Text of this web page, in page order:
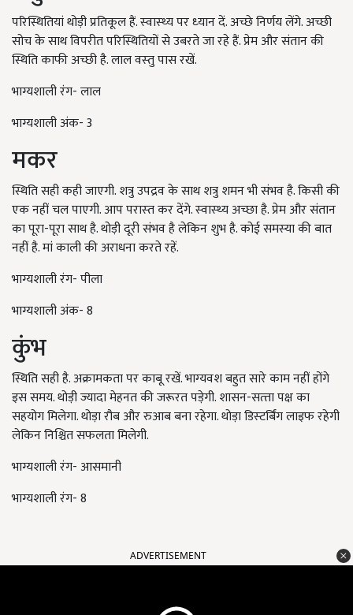
परिस्थितियां थोड़ी प्रतिकूल हैं. स्‍वास्‍थ्‍य पर ध्‍यान दें. अच्‍छे निर्णय लेंगे. अच्‍छी
सोच के साथ विपरीत परिस्थितियों से उबरते जा रहे हैं. प्रेम और संतान की
स्थिति काफी अच्‍छी है. लाल वस्‍तु पास रखें.
भाग्यशाली रंग- लाल
भाग्यशाली अंक- 3
मकर
स्थिति सही कही जाएगी. शत्रु उपद्रव के साथ शत्रु शमन भी संभव है. किसी की
एक नहीं चल पाएगी. आप परास्‍त कर देंगे. स्‍वास्‍थ्‍य अच्‍छा है. प्रेम और संतान
का पूरा-पूरा साथ है. थोड़ी दूरी संभव है लेकिन शुभ है. कोई समस्‍या की बात
नहीं है. मां काली की अराधना करते रहें.
भाग्यशाली रंग- पीला
भाग्यशाली अंक- 8
कुंभ
स्थिति सही है. अक्रामकता पर काबू रखें. भाग्‍यवश बहुत सारे काम नहीं होंगे
इस समय. थोड़ी ज्‍यादा मेहनत की जरूरत पड़ेगी. शासन-सत्‍ता पक्ष का
सहयोग मिलेगा. थोड़ा रौब और रुआब बना रहेगा. थोड़ा डिस्‍टर्बिंग लाइफ रहेगी
लेकिन निश्चित सफलता मिलेगी.
भाग्यशाली रंग- आसमानी
भाग्यशाली रंग- 8
ADVERTISEMENT